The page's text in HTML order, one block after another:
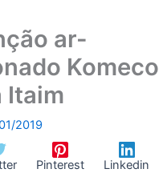
ar-
Komeco
Itaim
2019
Pinterest Linkedin